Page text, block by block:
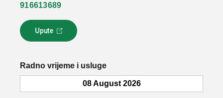
916613689
Upute
L
i
k
o
Radno vrijeme i usluge
08 August 2026